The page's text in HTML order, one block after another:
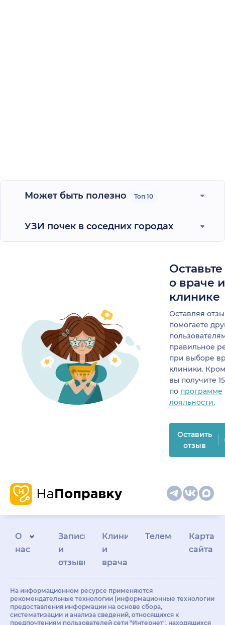
Может быть полезно Топ 10
УЗИ почек в соседних городах
о враче
клинике
Оставляя
помогаете
правильное
при выборе
клиники.
вы получите
по программе
лояльности.
Оставить
отзыв
О
нас
Запись
и
отзывы
Клиникам
и
врачам
Телемедицина
Карта
сайта
На информационном ресурсе применяются
рекомендательные технологии (информационные технологии
предоставления информации на основе сбора,
систематизации и анализа сведений, относящихся к
предпочтениям пользователей сети "Интернет", находящихся